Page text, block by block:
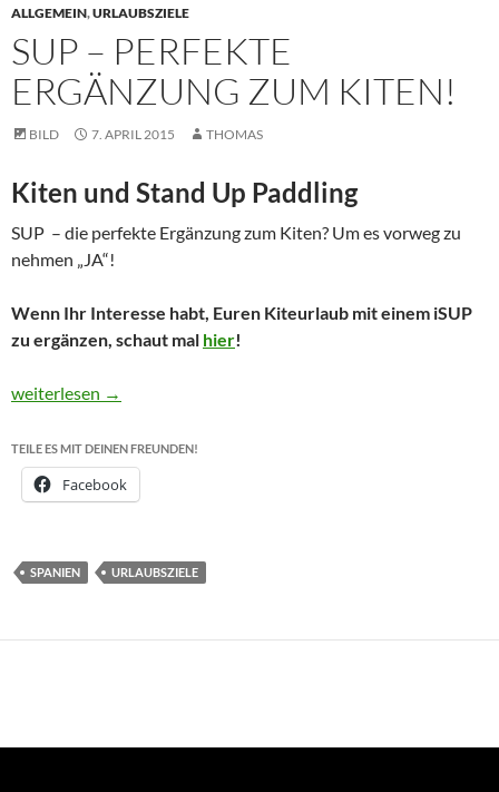
ALLGEMEIN,URLAUBSZIELE
SUP – PERFEKTE
ERGÄNZUNG ZUM KITEN!
BILD 7. APRIL 2015 THOMAS
Kiten und Stand Up Paddling
SUP – die perfekte Ergänzung zum Kiten? Um es vorweg zu
nehmen „JA“!
Wenn Ihr Interesse habt, Euren Kiteurlaub mit einem iSUP
zu ergänzen, schaut mal hier!
SUP – perfekte Ergänzung zum Kiten!
weiterlesen →
TEILE ES MIT DEINEN FREUNDEN!
Facebook
SPANIEN URLAUBSZIELE